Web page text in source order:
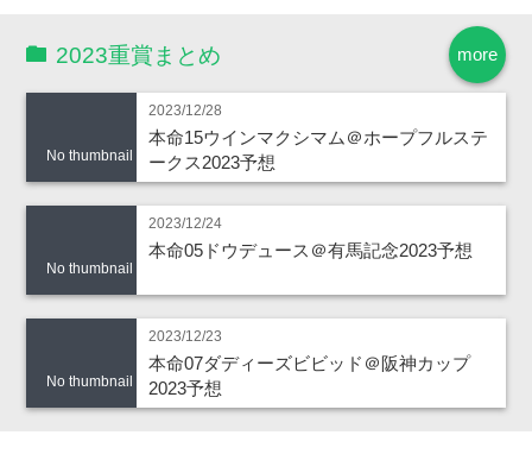
more
2023重賞まとめ
No thumbnail
2023/12/28
本命15ウインマクシマム＠ホープフルステ
ークス2023予想
No thumbnail
2023/12/24
本命05ドウデュース＠有馬記念2023予想
No thumbnail
2023/12/23
本命07ダディーズビビッド＠阪神カップ
2023予想